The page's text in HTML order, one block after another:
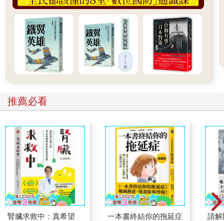
推薦必看
腎臟求救中：真希望
一本書終結你的拖延症
請解